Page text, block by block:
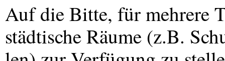
Auf die Bitte, für mehrere
städtische Räume (z.B.